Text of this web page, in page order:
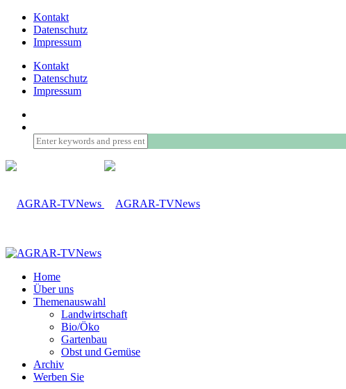
Kontakt
Datenschutz
Impressum
Kontakt
Datenschutz
Impressum
Home
Über uns
Themenauswahl
Landwirtschaft
Bio/Öko
Gartenbau
Obst und Gemüse
Archiv
Werben Sie